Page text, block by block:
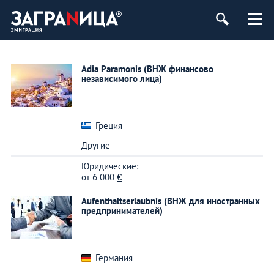
Adia Paramonis (ВНЖ финансово
независимого лица)
Греция
Другие
Юридические:
от 6 000 €
Aufenthaltserlaubnis (ВНЖ для иностранных
предпринимателей)
Германия